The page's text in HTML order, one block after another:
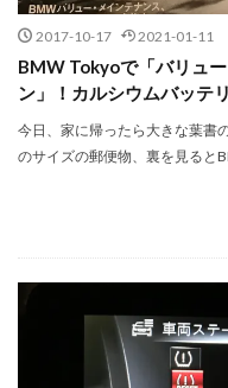
2017-10-17 2021-01-11
BMW Tokyoで「バリュ
ン」！カルシウムバッテ
今日、家に帰ったら大きな葉書
のサイズの郵便物、裏を見ると